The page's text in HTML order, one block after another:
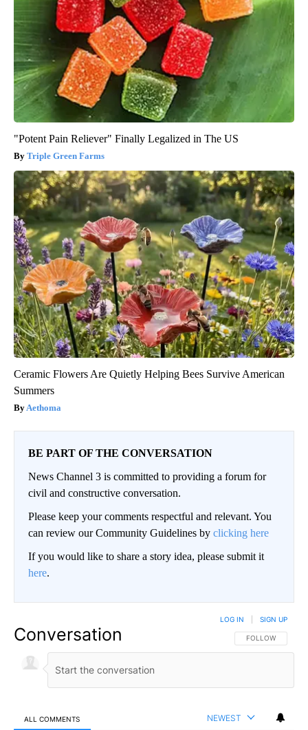
"Potent Pain Reliever" Finally Legalized in The US
Triple Green Farms
Ceramic Flowers Are Quietly Helping Bees Survive American
Summers
Aethoma
BE PART OF THE CONVERSATION
News Channel 3 is committed to providing a forum for
civil and constructive conversation.
Please keep your comments respectful and relevant. You
can review our Community Guidelines by clicking here
If you would like to share a story idea, please submit it
here.
Conversation FOLLOW THIS
FOLLOW
LOG IN SIGN UP
ALL COMMENTS NEWEST